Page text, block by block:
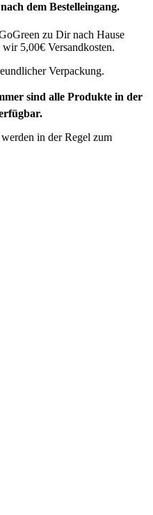
dem Bestelleingang.
zu Dir nach Hause
5,00€ Versandkosten.
Verpackung.
sind alle Produkte in der
werden in der Regel zum